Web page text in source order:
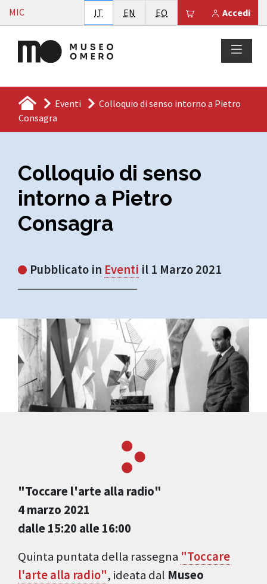
Vai al contenuto
MIC Accedi
Il tuo carrello è
IT Italiano
EN English
EO Esperanto
Eventi
Colloquio di senso intorno a Pietro
Consagra
Colloquio di senso
intorno a Pietro
Consagra
Pubblicato in Eventi il 1 Marzo 2021
"Toccare l'arte alla radio"
4 marzo 2021
dalle 15:20 alle 16:00
Quinta puntata della rassegna "Toccare
l'arte alla radio", ideata dal Museo